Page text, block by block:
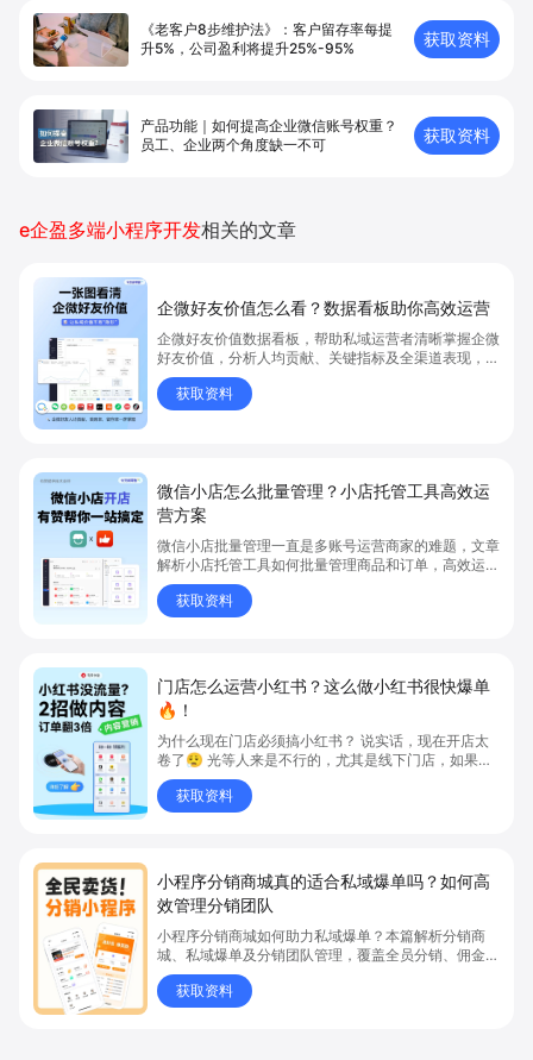
《老客户8步维护法》：客户留存率每提
升5%，公司盈利将提升25%-95%
获取资料
产品功能｜如何提高企业微信账号权重？
员工、企业两个角度缺一不可
获取资料
e企盈多端小程序开发相关的文章
企微好友价值怎么看？数据看板助你高效运营
企微好友价值数据看板，帮助私域运营者清晰掌握企微
好友价值，分析人均贡献、关键指标及全渠道表现，有
效提升私域客户转化。想知道如何用企微好友价值数据
优化私域运营，点击获取详细解析，立即学习如何提升
运营成效。
获取资料
微信小店怎么批量管理？小店托管工具高效运
营方案
微信小店批量管理一直是多账号运营商家的难题，文章
解析小店托管工具如何批量管理商品和订单，高效运营
多账号微信小店。通过智能同步、AI运营托管和丰富营
销玩法，全面提升门店管理效率。点击了解微信小店批
量管理、高效托管的实用方案！
获取资料
门店怎么运营小红书？这么做小红书很快爆单
🔥！
为什么现在门店必须搞小红书？ 说实话，现在开店太
卷了😮‍💨 光等人来是不行的，尤其是线下门店，如果你
还没开始做小红书，那真的就是“闭着眼放弃客流”🚪
💸 获取资料
小程序分销商城真的适合私域爆单吗？如何高
效管理分销团队
小程序分销商城如何助力私域爆单？本篇解析分销商
城、私域爆单及分销团队管理，覆盖全员分销、佣金结
算、企微绑定等场景，帮助品牌和商家高效管理分销团
队，实现分销业绩持续增长。立即了解分销商城核心功
能，点击获取私域运营新思路。
获取资料